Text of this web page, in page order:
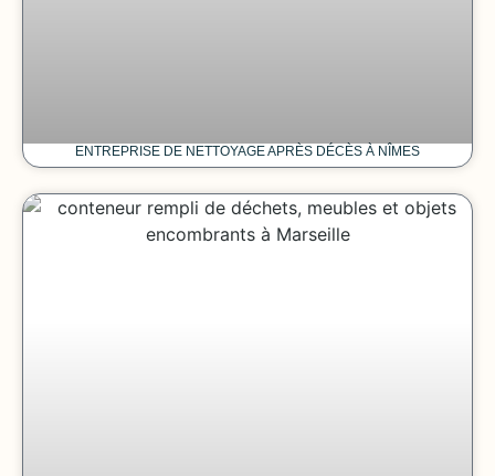
ENTREPRISE DE NETTOYAGE APRÈS DÉCÈS À NÎMES